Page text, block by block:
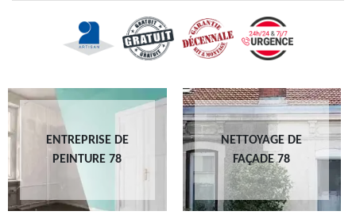
ENTREPRISE DE
PEINTURE 78
NETTOYAGE DE
FAÇADE 78